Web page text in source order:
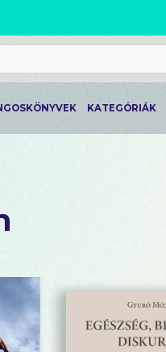
SZERETLEK
KATEGÓRIÁK